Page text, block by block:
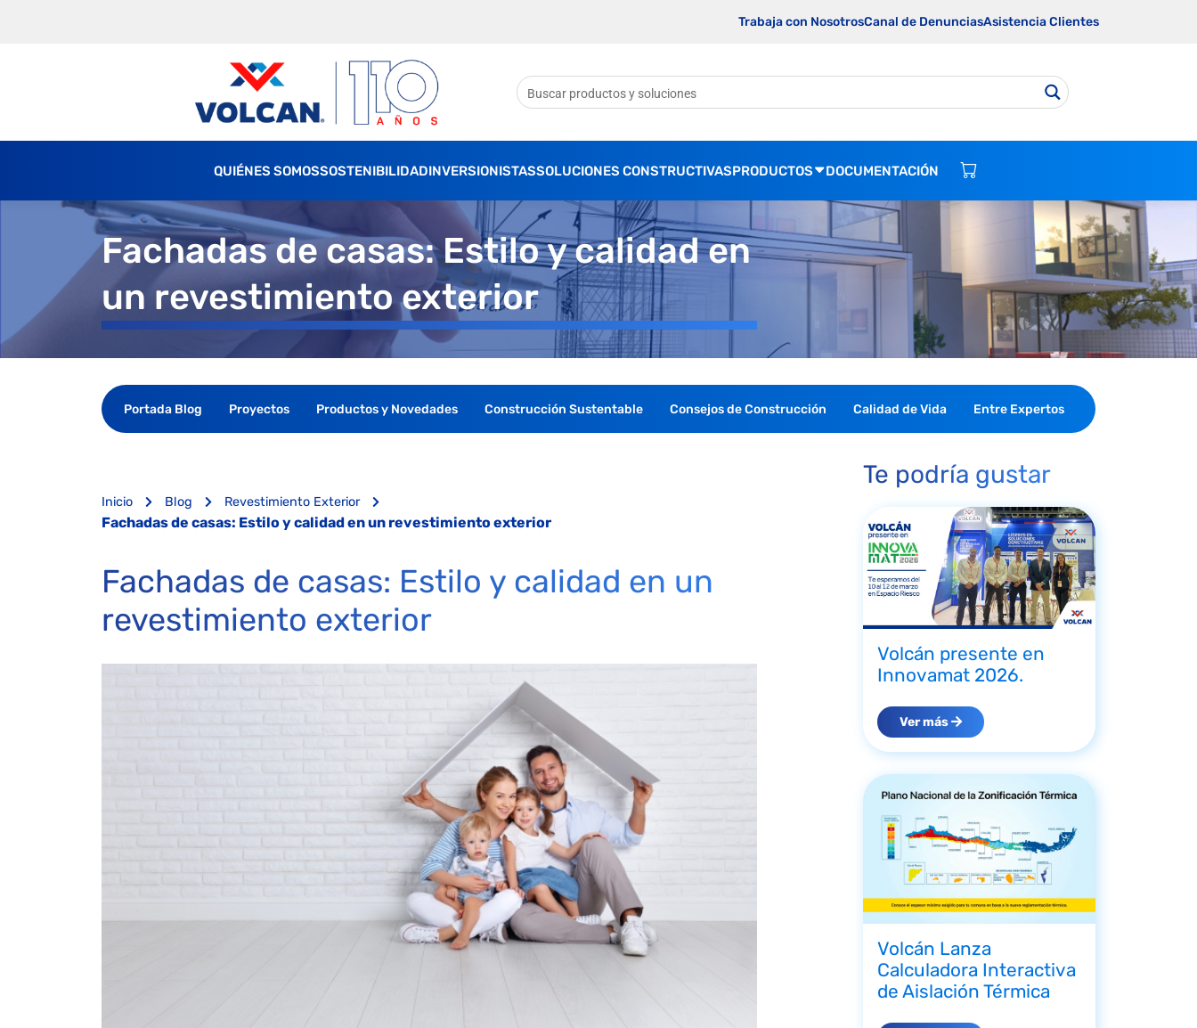
Trabaja con NosotrosCanal de DenunciasAsistencia Clientes
QUIÉNES SOMOSSOSTENIBILIDADINVERSIONISTASSOLUCIONES CONSTRUCTIVASPRODUCTOS DOCUMENTACIÓN
Fachadas de casas: Estilo y calidad en
un revestimiento exterior
Portada Blog Proyectos Productos y Novedades Construcción Sustentable Consejos de Construcción Calidad de Vida Entre Expertos
Inicio Blog Revestimiento Exterior
Fachadas de casas: Estilo y calidad en un revestimiento exterior
Fachadas de casas: Estilo y calidad en un
revestimiento exterior
Te podría gustar
Volcán presente en
Innovamat 2026.
Ver más
Volcán Lanza
Calculadora Interactiva
de Aislación Térmica